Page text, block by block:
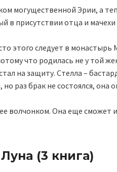
могущественной Эрии, а
в присутствии отца и мачехи
этого следует в монастырь
что родилась не у той
на защиту. Стелла –
раз брак не состоялся, она
волчонком. Она еще сможет
(3 книга)